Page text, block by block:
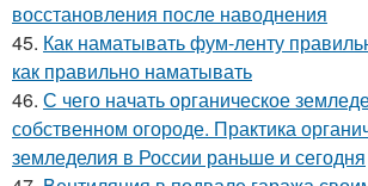
восстановления после наводнения
45. Как наматывать фум-ленту
как правильно наматывать
46. С чего начать органическое
собственном огороде. Практика
земледелия в России раньше и сегодня